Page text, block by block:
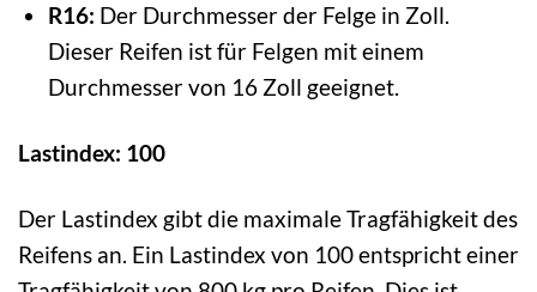
R16: Der Durchmesser der Felge in Zoll.
Dieser Reifen ist für Felgen mit einem
Durchmesser von 16 Zoll geeignet.
Lastindex: 100
Der Lastindex gibt die maximale Tragfähigkeit des
Reifens an. Ein Lastindex von 100 entspricht einer